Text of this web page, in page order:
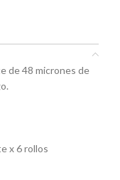
de 48 micrones de
x 6 rollos